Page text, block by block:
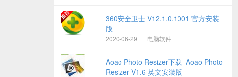
360安全卫士 V12.1.0.1001 官方安装
版
2020-06-29 电脑软件
Aoao Photo Resizer下载_Aoao Photo
Resizer V1.6 英文安装版